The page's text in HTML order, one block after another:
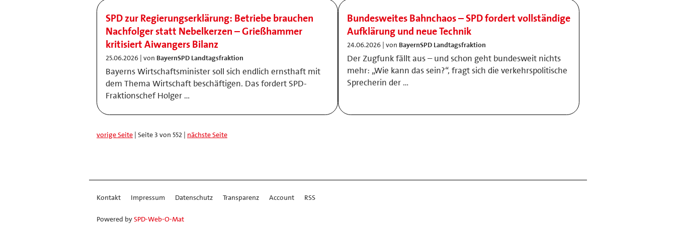
SPD zur Regierungserklärung: Betriebe brauchen
Nachfolger statt Nebelkerzen – Grießhammer
kritisiert Aiwangers Bilanz
25.06.2026 | von BayernSPD Landtagsfraktion
Bayerns Wirtschaftsminister soll sich endlich ernsthaft mit
dem Thema Wirtschaft beschäftigen. Das fordert SPD-
Fraktionschef Holger …
Bundesweites Bahnchaos – SPD fordert vollständige
Aufklärung und neue Technik
24.06.2026 | von BayernSPD Landtagsfraktion
Der Zugfunk fällt aus – und schon geht bundesweit nichts
mehr: „Wie kann das sein?“, fragt sich die verkehrspolitische
Sprecherin der …
vorige Seite | Seite 3 von 552 | nächste Seite
Kontakt Impressum Datenschutz Transparenz Account RSS
Powered bySPD-Web-O-Mat